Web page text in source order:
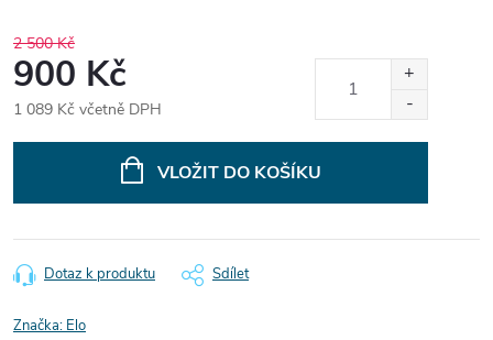
2 500 Kč
900 Kč
1 089 Kč včetně DPH
VLOŽIT DO KOŠÍKU
Dotaz k produktu Sdílet
Značka: Elo